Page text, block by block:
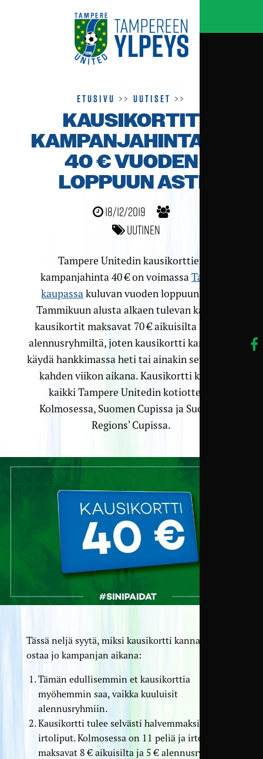
Etusivu >>Uutiset >>
KAUSIKORTIT
KAMPANJA­HINTAAN
40 € VUODEN
LOPPUUN ASTI
18/12/2019
Uutinen
Tampere Unitedin kausikorttien
kampanjahinta 40 € on voimassaTamU-
kaupassakuluvan vuoden loppuun asti.
Tammikuun alusta alkaen tulevan kauden
kausikortit maksavat 70 € aikuisilta ja 45 €
alennusryhmiltä, joten kausikortti kannattaa
käydä hankkimassa heti tai ainakin seuraavan
kahden viikon aikana. Kausikortti kattaa
kaikki Tampere Unitedin kotiottelut
Kolmosessa, Suomen Cupissa ja Suomen
Regions' Cupissa.
Tässä neljä syytä, miksi kausikortti kannattaa
ostaa jo kampanjan aikana:
Tämän edullisemmin et kausikorttia
myöhemmin saa, vaikka kuuluisit
alennusryhmiin.
Kausikortti tulee selvästi halvemmaksi kuin
irtoliput. Kolmosessa on 11 peliä ja irtoliput
maksavat 8 € aikuisilta ja 5 € alennusryhmiltä.